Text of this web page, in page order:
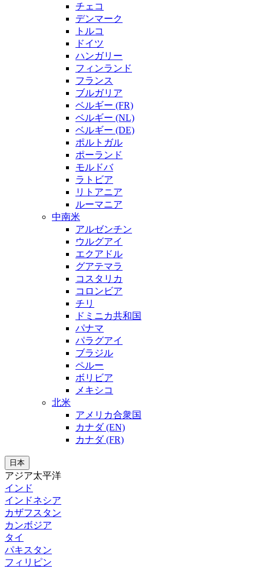
チェコ
デンマーク
トルコ
ドイツ
ハンガリー
フィンランド
フランス
ブルガリア
ベルギー (FR)
ベルギー (NL)
ベルギー (DE)
ポルトガル
ポーランド
モルドバ
ラトビア
リトアニア
ルーマニア
中南米
アルゼンチン
ウルグアイ
エクアドル
グアテマラ
コスタリカ
コロンビア
チリ
ドミニカ共和国
パナマ
パラグアイ
ブラジル
ペルー
ボリビア
メキシコ
北米
アメリカ合衆国
カナダ (EN)
カナダ (FR)
日本
アジア太平洋
インド
インドネシア
カザフスタン
カンボジア
タイ
パキスタン
フィリピン